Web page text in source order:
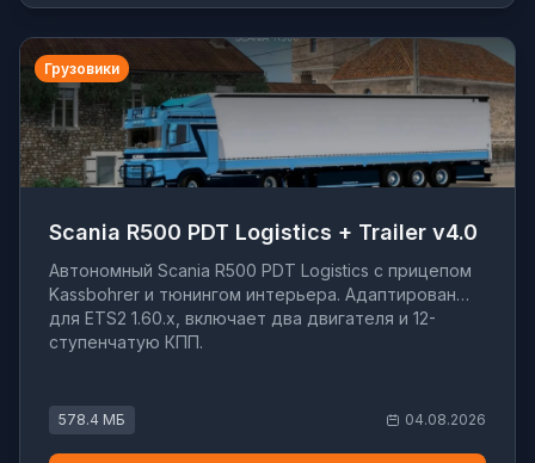
Грузовики
Scania R500 PDT Logistics + Trailer v4.0
Автономный Scania R500 PDT Logistics с прицепом
Kassbohrer и тюнингом интерьера. Адаптирован
для ETS2 1.60.x, включает два двигателя и 12-
ступенчатую КПП.
578.4 МБ 04.08.2026